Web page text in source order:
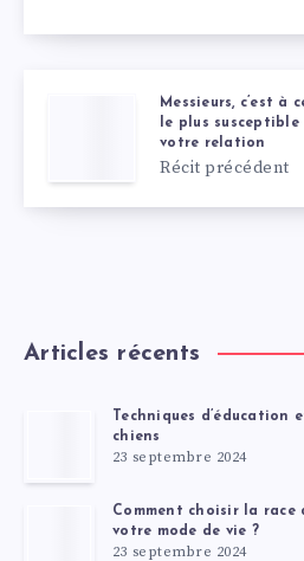
Messieurs, c’est à
le plus
votre relation
Récit précédent
Articles récents
Techniques
chiens
23 septembre 2024
Comment choisir la
votre mode de vie ?
23 septembre 2024